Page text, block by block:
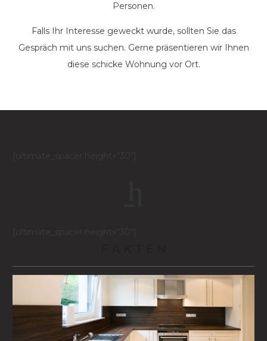
Personen.
Falls Ihr Interesse geweckt wurde, sollten Sie das
Gespräch mit uns suchen. Gerne präsentieren wir Ihnen
diese schicke Wohnung vor Ort.
[ultimate_spacer height=“30″]
[ultimate_spacer height=“30″]